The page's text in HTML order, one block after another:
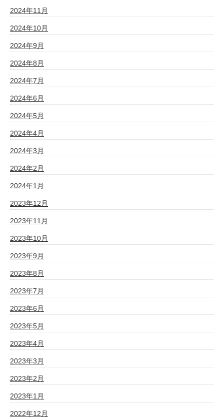
2024年11月
2024年10月
2024年9月
2024年8月
2024年7月
2024年6月
2024年5月
2024年4月
2024年3月
2024年2月
2024年1月
2023年12月
2023年11月
2023年10月
2023年9月
2023年8月
2023年7月
2023年6月
2023年5月
2023年4月
2023年3月
2023年2月
2023年1月
2022年12月